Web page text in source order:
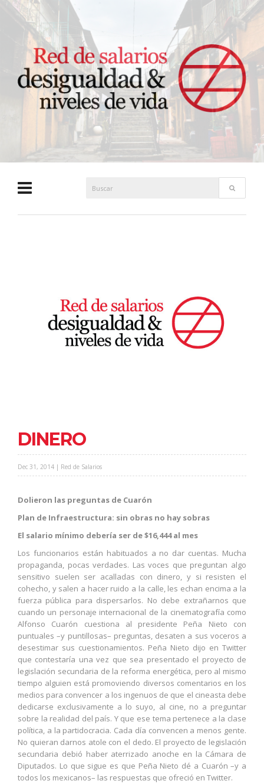
DINERO
Dec 31, 2014 | Red de Salarios
Dolieron las preguntas de Cuarón
Plan de Infraestructura: sin obras no hay sobras
El salario mínimo debería ser de $16,444 al mes
Los funcionarios están habituados a no dar cuentas. Mucha
propaganda, pocas verdades. Las voces que preguntan algo
sensitivo suelen ser acalladas con dinero, y si resisten el
cohecho, y salen a hacer ruido a la calle, les echan encima a la
fuerza pública para dispersarlos. No debe extrañarnos que
cuando un personaje internacional de la cinematografía como
Alfonso Cuarón cuestiona al presidente Peña Nieto con
puntuales –y puntillosas– preguntas, desaten a sus voceros a
desestimar sus cuestionamientos. Peña Nieto dijo en Twitter
que contestaría una vez que sea presentado el proyecto de
legislación secundaria de la reforma energética, pero al mismo
tiempo alguien está promoviendo diversos comentarios en los
medios para convencer a los ingenuos de que el cineasta debe
dedicarse exclusivamente a lo suyo, al cine, no a preguntar
sobre la realidad del país. Y que ese tema pertenece a la clase
política, a la partidocracia. Cada día convencen a menos gente.
No quieran darnos atole con el dedo. El proyecto de legislación
secundaria debió haber aterrizado anoche en la Cámara de
Diputados. Lo que sigue es que Peña Nieto dé a Cuarón –y a
todos los mexicanos– las respuestas que ofreció en Twitter.